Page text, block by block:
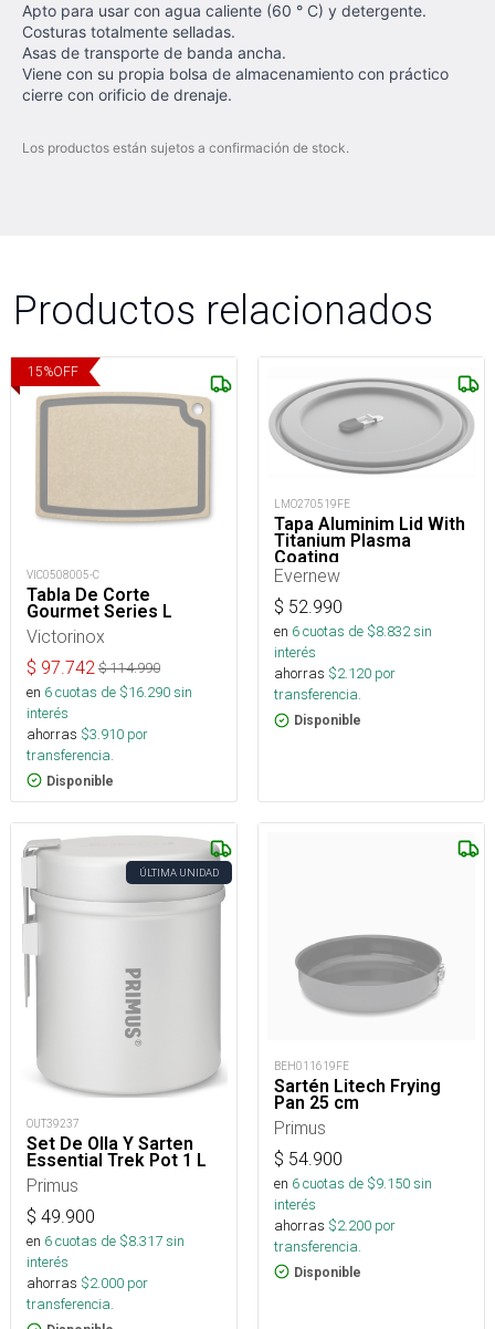
Apto para usar con agua caliente (60 ° C) y detergente.
Costuras totalmente selladas.
Asas de transporte de banda ancha.
Viene con su propia bolsa de almacenamiento con práctico
cierre con orificio de drenaje.
Los productos están sujetos a confirmación de stock.
Productos relacionados
15%OFF
VIC0508005-C
Tabla De Corte
Gourmet Series L
Victorinox
$ 97.742 $114.990
en 6cuotas de $16.290sin
interés
ahorras $3.910 por
transferencia.
Disponible
LMO270519FE
Tapa Aluminim Lid With
Titanium Plasma
Coating
Evernew
$ 52.990
en 6cuotas de $8.832sin
interés
ahorras $2.120 por
transferencia.
Disponible
ÚLTIMA UNIDAD
OUT39237
Set De Olla Y Sarten
Essential Trek Pot 1 L
Primus
$ 49.900
en 6cuotas de $8.317sin
interés
ahorras $2.000 por
transferencia.
BEH011619FE
Sartén Litech Frying
Pan 25 cm
Primus
$ 54.900
en 6cuotas de $9.150sin
interés
ahorras $2.200 por
transferencia.
Disponible